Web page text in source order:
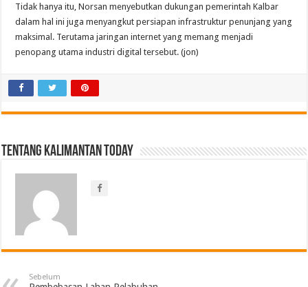
Tidak hanya itu, Norsan menyebutkan dukungan pemerintah Kalbar
dalam hal ini juga menyangkut persiapan infrastruktur penunjang yang
maksimal. Terutama jaringan internet yang memang menjadi
penopang utama industri digital tersebut. (jon)
Tentang Kalimantan Today
Sebelum